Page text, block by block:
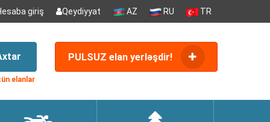
giriş Qeydiyyat AZ RU TR
elanlar
PULSUZ elan yerləşdir!